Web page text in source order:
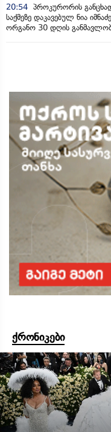
20:54 პროკურორის
საქმეზე დაკავებულ ნია
ორგანო 30 დღის
ქრონიკები